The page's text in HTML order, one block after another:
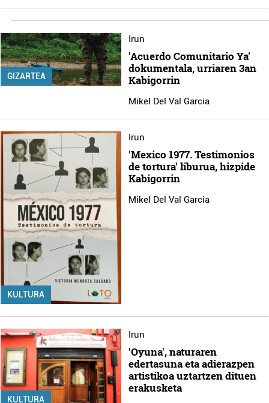
GIZARTEA
Irun
'Acuerdo Comunitario Ya'
dokumentala, urriaren 3an
Kabigorrin
Mikel Del Val Garcia
KULTURA
Irun
'Mexico 1977. Testimonios
de tortura' liburua, hizpide
Kabigorrin
Mikel Del Val Garcia
KULTURA
Irun
'Oyuna', naturaren
edertasuna eta adierazpen
artistikoa uztartzen dituen
erakusketa